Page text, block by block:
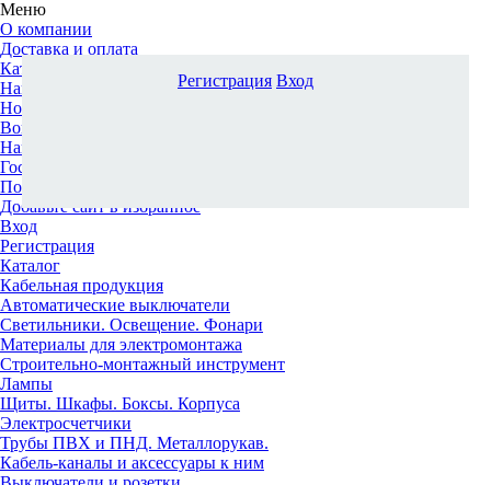
Меню
О компании
Доставка и оплата
Каталог
Наши офисы
Новости и новинки
Вопрос-ответ
Наша команда
Гос. заказчикам
Поставщикам
Добавьте сайт в избранное
Вход
Регистрация
Каталог
Кабельная продукция
Автоматические выключатели
Светильники. Освещение. Фонари
Материалы для электромонтажа
Строительно-монтажный инструмент
Лампы
Щиты. Шкафы. Боксы. Корпуса
Электросчетчики
Трубы ПВХ и ПНД. Металлорукав.
Кабель-каналы и аксессуары к ним
Регистрация Вход